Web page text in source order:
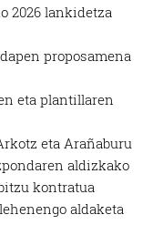
2026 lankidetza
proposamena
eta plantillaren
eta Arañaburu
aldizkako
kontratua
aldaketa